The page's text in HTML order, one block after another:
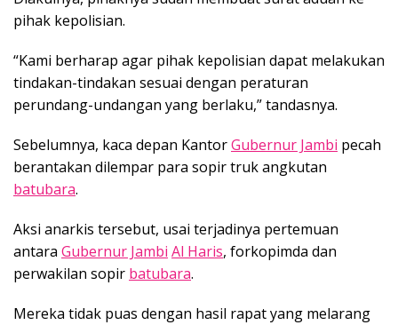
pihak kepolisian.
“Kami berharap agar pihak kepolisian dapat melakukan
tindakan-tindakan sesuai dengan peraturan
perundang-undangan yang berlaku,” tandasnya.
Sebelumnya, kaca depan KantorGubernur Jambi pecah
berantakan dilempar para sopir truk angkutan
batubara.
Aksi anarkis tersebut, usai terjadinya pertemuan
antara Gubernur Jambi Al Haris, forkopimda dan
perwakilan sopir batubara.
Mereka tidak puas dengan hasil rapat yang melarang